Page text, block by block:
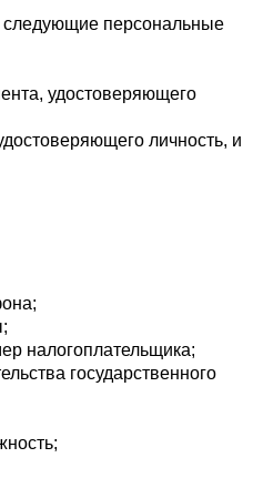
следующие персональные
удостоверяющего
личность, и
налогоплательщика;
государственного